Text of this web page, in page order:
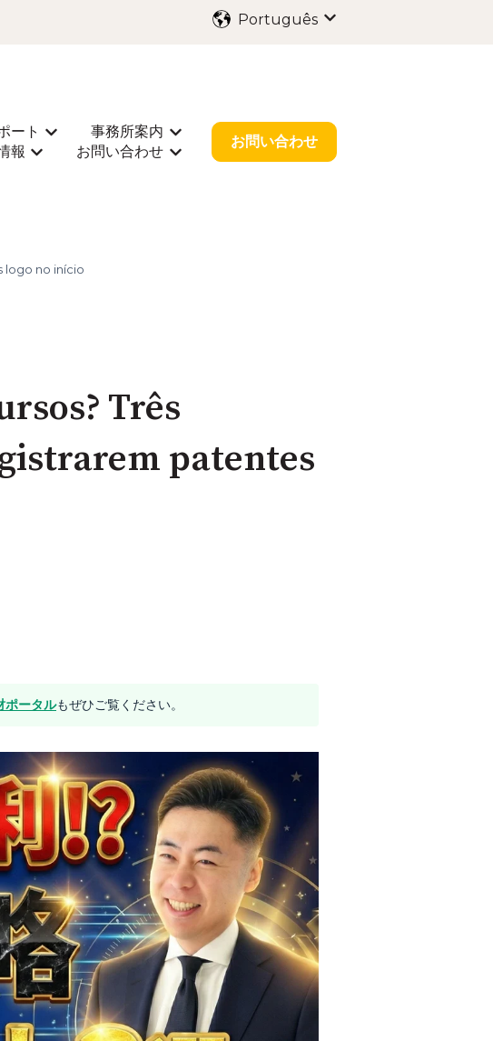
Português
para 海外出願
ート
Mostrar submenu para 業種別サポート
事務所案内
Mostrar submenu para 事務所案内
報
Mostrar submenu para お役立ち情報
お問い合わせ
Mostrar submenu para お問い合わせ
お問い合わせ
logo no início
Três
patentes
ポータルもぜひご覧ください。